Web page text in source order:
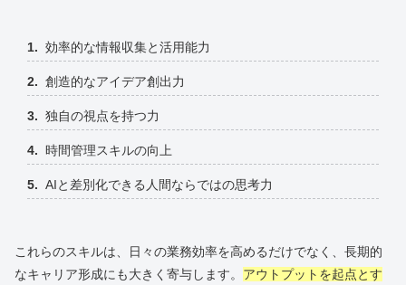
効率的な情報収集と活用能力
創造的なアイデア創出力
独自の視点を持つ力
時間管理スキルの向上
AIと差別化できる人間ならではの思考力
これらのスキルは、日々の業務効率を高めるだけでなく、長期的
なキャリア形成にも大きく寄与します。 アウトプットを起点とす